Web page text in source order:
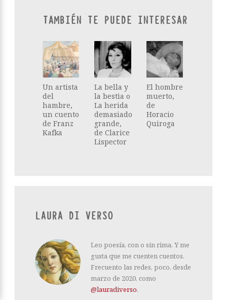
TAMBIÉN TE PUEDE INTERESAR
Un artista
del
hambre,
un cuento
de Franz
Kafka
La bella y
la bestia o
La herida
demasiado
grande,
de Clarice
Lispector
El hombre
muerto,
de
Horacio
Quiroga
LAURA DI VERSO
Leo poesía, con o sin rima. Y me
gusta que me cuenten cuentos.
Frecuento las redes, poco, desde
marzo de 2020, como
@lauradiverso.